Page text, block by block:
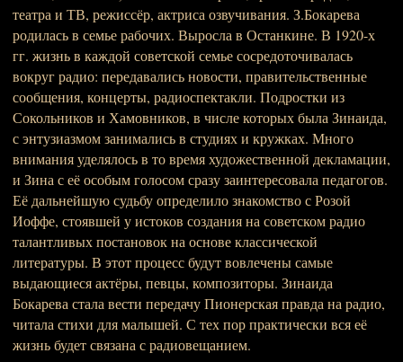
театра и ТВ, режиссёр, актриса озвучивания. З.Бокарева
родилась в семье рабочих. Выросла в Останкине. В 1920-х
гг. жизнь в каждой советской семье сосредоточивалась
вокруг радио: передавались новости, правительственные
сообщения, концерты, радиоспектакли. Подростки из
Сокольников и Хамовников, в числе которых была Зинаида,
с энтузиазмом занимались в студиях и кружках. Много
внимания уделялось в то время художественной декламации,
и Зина с её особым голосом сразу заинтересовала педагогов.
Её дальнейшую судьбу определило знакомство с Розой
Иоффе, стоявшей у истоков создания на советском радио
талантливых постановок на основе классической
литературы. В этот процесс будут вовлечены самые
выдающиеся актёры, певцы, композиторы. Зинаида
Бокарева стала вести передачу Пионерская правда на радио,
читала стихи для малышей. С тех пор практически вся её
жизнь будет связана с радиовещанием.